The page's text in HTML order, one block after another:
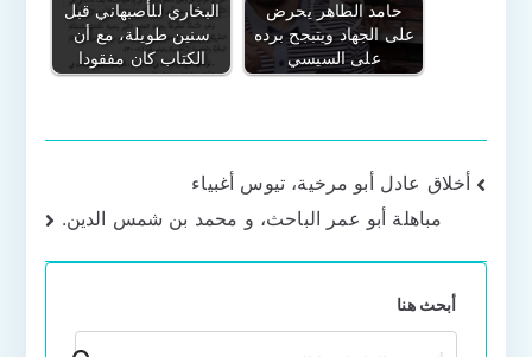
البخاري للأصبهاني قبل
سنين طويلة، مع أن
الكتاب كان مفقودا
حامد الطاهر يحرض
على الجهاد ويتبجح برده
على السيسي
تصفّح
المقالات
أخلاق عادل أبو مرخية، تيوس أغبياء
مباهلة أبو عمر الباحث، و محمد بن شمس الدين.
أبحث هنا